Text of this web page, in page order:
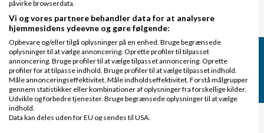
Få besked når Thomas skriver
Skriv dig op
påvirke browserdata.
Vi og vores partnere behandler data for at analysere
hjemmesidens ydeevne og gøre følgende:
Opbevare og/eller tilgå oplysninger på en enhed. Bruge begrænsede
oplysninger til at vælge annoncering. Oprette profiler til tilpasset
annoncering. Bruge profiler til at vælge tilpasset annoncering. Oprette
profiler for at tilpasse indhold. Bruge profiler til at vælge tilpasset indhold.
Måle annonceringseffektivitet. Måle indholdseffektivitet. Forstå målgrupper
gennem statistikker eller kombinationer af oplysninger fra forskellige kilder.
Udvikle og forbedre tjenester. Bruge begrænsede oplysninger til at vælge
indhold.
Data kan deles uden for EU og sendes til USA.